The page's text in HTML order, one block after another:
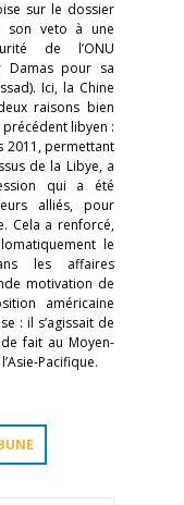
sur le dossier
son veto à une
de l’ONU
Damas pour sa
Ici, la Chine
raisons bien
libyen :
2011, permettant
de la Libye, a
qui a été
alliés, pour
Cela a renforcé,
le
les affaires
motivation de
américaine
: il s’agissait de
fait au Moyen-
Pacifique.